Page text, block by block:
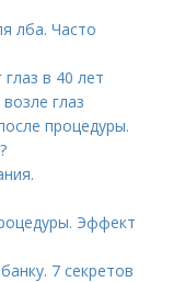
лба. Часто
в 40 лет
глаз
процедуры.
Эффект
7 секретов